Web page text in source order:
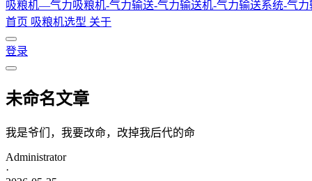
吸粮机—气力吸粮机-气力输送-气力输送机-气力输送系统-气力
首页 吸粮机选型 关于
登录
未命名文章
我是爷们，我要改命，改掉我后代的命
Administrator
·